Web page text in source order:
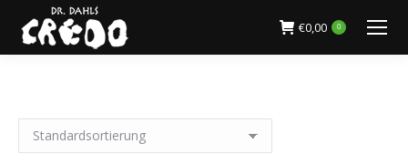
€0,00 0